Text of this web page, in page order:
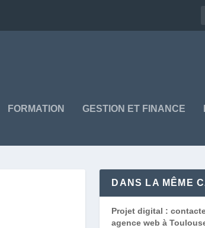
FORMATION GESTION ET FINANCE
DANS LA MÊME
Projet digital :
agence web à